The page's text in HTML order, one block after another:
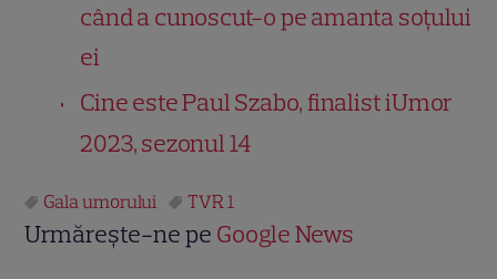
când a cunoscut-o pe amanta soțului
ei
Cine este Paul Szabo, finalist iUmor
2023, sezonul 14
Gala umorului TVR 1
Urmărește-ne pe Google News